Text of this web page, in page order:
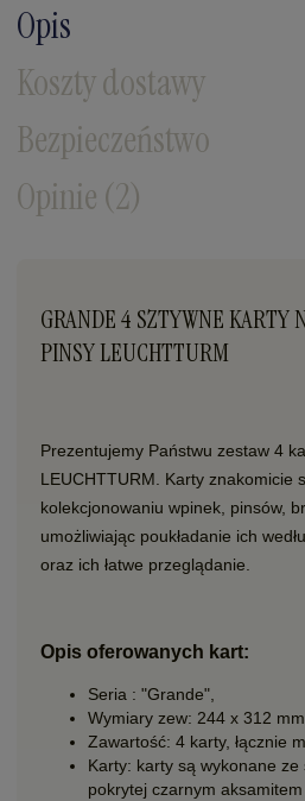
Opis
Koszty dostawy
Bezpieczeństwo
Opinie (2)
GRANDE 4 SZTYWNE KARTY
PINSY LEUCHTTURM
Prezentujemy Państwu zestaw 4
LEUCHTTURM. Karty znakomicie
kolekcjonowaniu wpinek, pinsów,
umożliwiając poukładanie ich
oraz ich łatwe przeglądanie.
Opis oferowanych kart:
Seria : "Grande",
Wymiary zew: 244 x 312
Zawartość: 4 karty, łącznie
Karty: karty są wykonane
pokrytej czarnym aksamitem